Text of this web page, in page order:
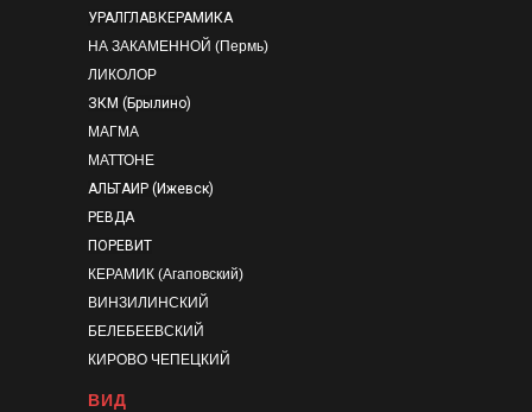
УРАЛГЛАВКЕРАМИКА
НА ЗАКАМЕННОЙ (Пермь)
ЛИКОЛОР
ЗКМ (Брылино)
МАГМА
МАТТОНЕ
АЛЬТАИР (Ижевск)
РЕВДА
ПОРЕВИТ
КЕРАМИК (Агаповский)
ВИНЗИЛИНСКИЙ
БЕЛЕБЕЕВСКИЙ
КИРОВО ЧЕПЕЦКИЙ
ВИД